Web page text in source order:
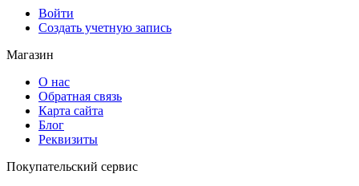
Войти
Создать учетную запись
Магазин
О нас
Обратная связь
Карта сайта
Блог
Реквизиты
Покупательский сервис